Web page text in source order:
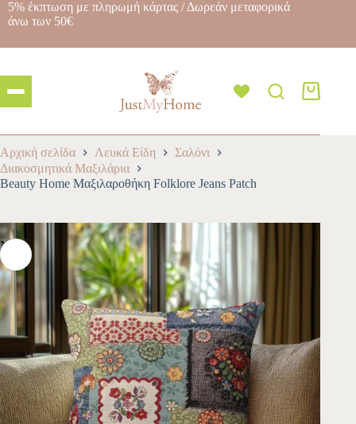
5% έκπτωση με πληρωμή κάρτας / Δωρεάν μεταφορικά
άνω των 50€
Αρχική σελίδα Λευκά Είδη
Σαλόνι
Διακοσμητικά Μαξιλάρια
Beauty Home Μαξιλαροθήκη Folklore Jeans Patch
NEW